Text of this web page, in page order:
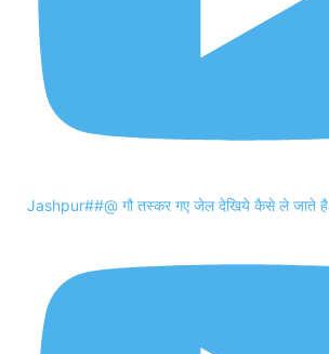
Jashpur##@ गौ तस्कर गए जेल देखिये कैसे ले जाते है